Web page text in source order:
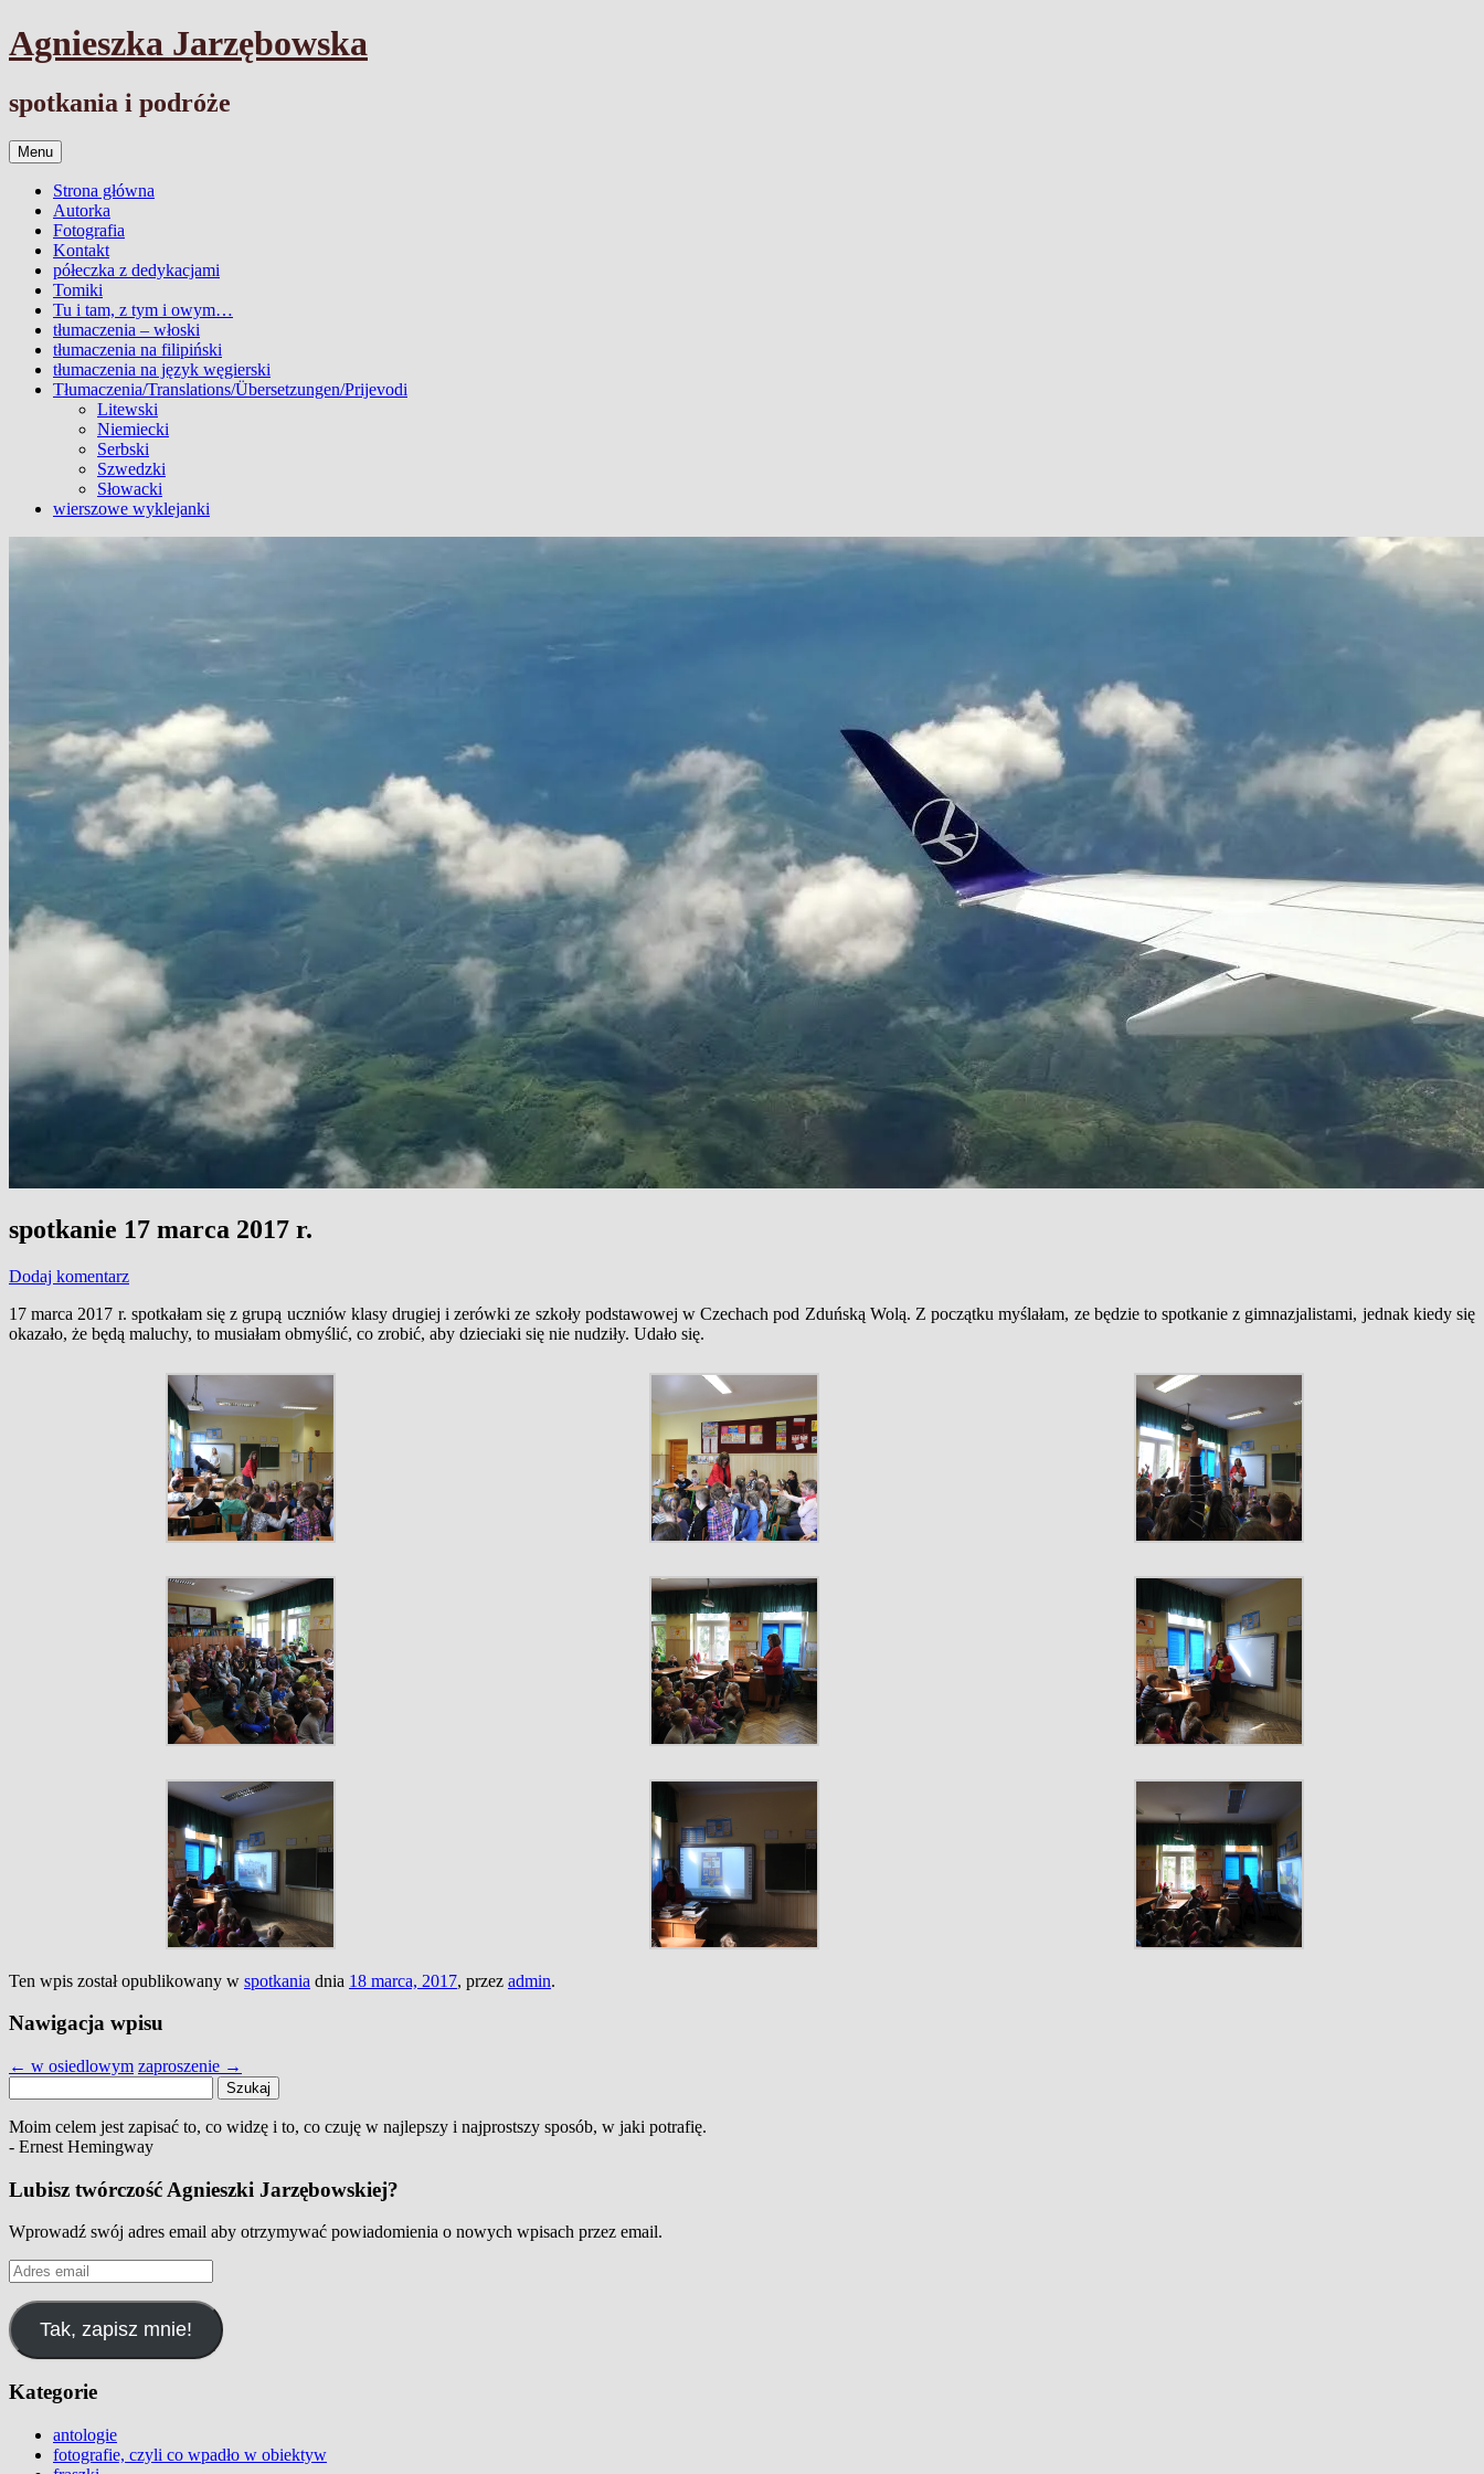
Przejdź
do
Agnieszka Jarzębowska
spotkania i podróże
Menu
Strona główna
Autorka
Fotografia
Kontakt
półeczka z dedykacjami
Tomiki
Tu i tam, z tym i owym…
tłumaczenia – włoski
tłumaczenia na filipiński
tłumaczenia na język węgierski
Tłumaczenia/Translations/Übersetzungen/Prijevodi
Litewski
Niemiecki
Serbski
Szwedzki
Słowacki
wierszowe wyklejanki
spotkanie 17 marca 2017 r.
Dodaj komentarz
17 marca 2017 r. spotkałam się z grupą uczniów klasy drugiej i zerówki ze szkoły podstawowej w Czechach pod Zduńską Wolą. Z początku myślałam, ze będzie to spotkanie z gimnazjalistami, jednak kiedy się
okazało, że będą maluchy, to musiałam obmyślić, co zrobić, aby dzieciaki się nie nudziły. Udało się.
Ten wpis został opublikowany w spotkania dnia 18 marca, 2017, przez admin.
Nawigacja wpisu
← w osiedlowym zaproszenie →
Moim celem jest zapisać to, co widzę i to, co czuję w najlepszy i najprostszy sposób, w jaki potrafię.
- Ernest Hemingway
Lubisz twórczość Agnieszki Jarzębowskiej?
Wprowadź swój adres email aby otrzymywać powiadomienia o nowych wpisach przez email.
Adres
email
Tak, zapisz mnie!
Kategorie
antologie
fotografie, czyli co wpadło w obiektyw